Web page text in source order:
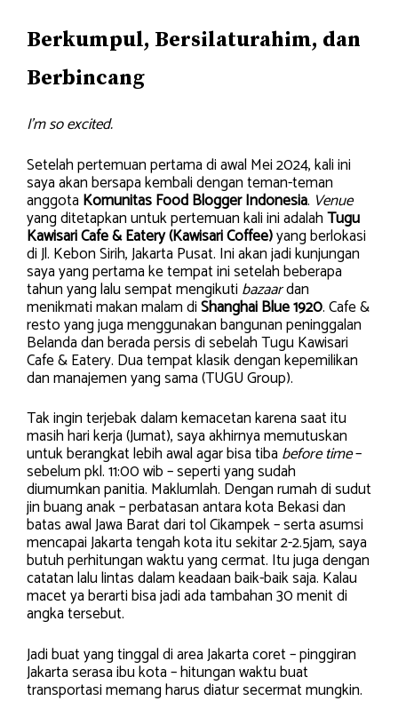
Berkumpul, Bersilaturahim, dan
Berbincang
I’m so excited.
Setelah pertemuan pertama di awal Mei 2024, kali ini
saya akan bersapa kembali dengan teman-teman
anggota Komunitas Food Blogger Indonesia. Venue
yang ditetapkan untuk pertemuan kali ini adalahTugu
Kawisari Cafe & Eatery(Kawisari Coffee)yang berlokasi
di Jl. Kebon Sirih, Jakarta Pusat. Ini akan jadi kunjungan
saya yang pertama ke tempat ini setelah beberapa
tahun yang lalu sempat mengikuti bazaardan
menikmati makan malam diShanghai Blue1920. Cafe &
resto yang juga menggunakan bangunan peninggalan
Belanda dan berada persis di sebelah Tugu Kawisari
Cafe & Eatery. Dua tempat klasik dengan kepemilikan
dan manajemen yang sama (TUGU Group).
Tak ingin terjebak dalam kemacetan karena saat itu
masih hari kerja (Jumat), saya akhirnya memutuskan
untuk berangkat lebih awal agar bisa tiba before time–
sebelum pkl. 11:00 wib – seperti yang sudah
diumumkan panitia. Maklumlah. Dengan rumah di sudut
jin buang anak – perbatasan antara kota Bekasi dan
batas awal Jawa Barat dari tol Cikampek – serta asumsi
mencapai Jakarta tengah kota itu sekitar 2-2.5jam, saya
butuh perhitungan waktu yang cermat. Itu juga dengan
catatan lalu lintas dalam keadaan baik-baik saja. Kalau
macet ya berarti bisa jadi ada tambahan 30 menit di
angka tersebut.
Jadi buat yang tinggal di area Jakarta coret – pinggiran
Jakarta serasa ibu kota – hitungan waktu buat
transportasi memang harus diatur secermat mungkin.